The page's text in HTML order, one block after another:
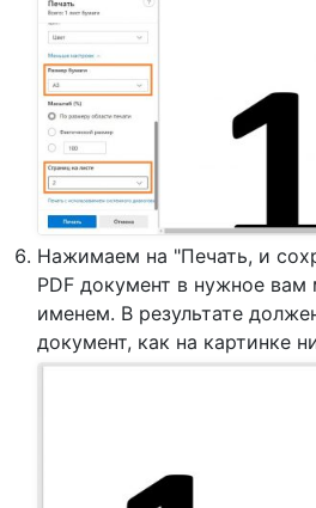
Нажимаем на "Печать, и
PDF документ в нужное
именем. В результате
документ, как на картинке